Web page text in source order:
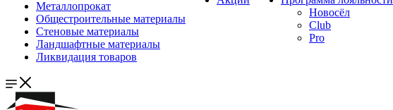
Металлопрокат
Общестроительные материалы
Стеновые материалы
Ландшафтные материалы
Ликвидация товаров
Новосёл
Club
Pro